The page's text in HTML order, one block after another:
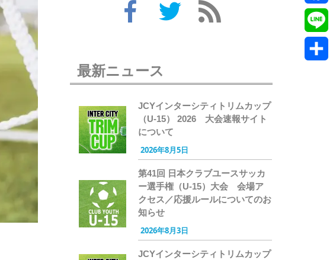
最新ニュース
JCYインターシティトリムカップ
（U-15） 2026 大会速報サイト
について
2026年8月5日
第41回 日本クラブユースサッカ
ー選手権（U-15）大会 会場ア
クセス／応援ルールについてのお
知らせ
2026年8月3日
JCYインターシティトリムカップ
Line